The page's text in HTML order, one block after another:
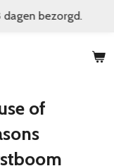
dagen bezorgd.
of